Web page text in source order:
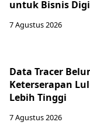
untuk Bisnis
7 Agustus 2026
Data Tracer
Keterserapan
Lebih Tinggi
7 Agustus 2026